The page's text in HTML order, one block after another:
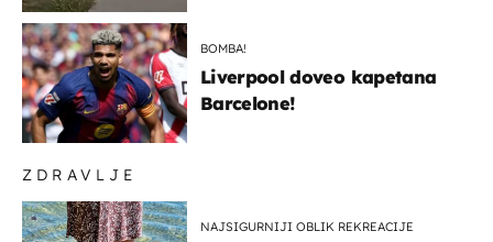
ZDRAVLJE
NAJSIGURNIJI OBLIK REKREACIJE
BOMBA!
Liverpool doveo kapetana
Barcelone!